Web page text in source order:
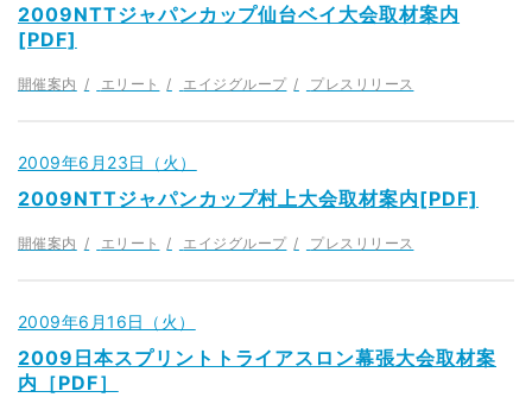
2009NTTジャパンカップ仙台ベイ大会取材案内
[PDF]
開催案内 エリート エイジグループ プレスリリース
2009年6月23日（火）
2009NTTジャパンカップ村上大会取材案内[PDF]
開催案内 エリート エイジグループ プレスリリース
2009年6月16日（火）
2009日本スプリントトライアスロン幕張大会取材案
内［PDF］